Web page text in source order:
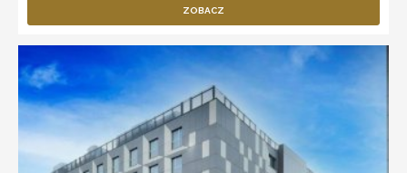
ZOBACZ